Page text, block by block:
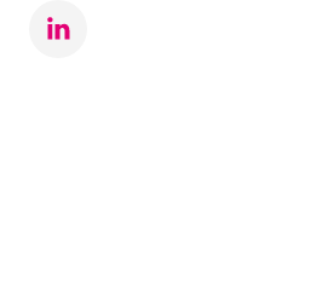
Compartr